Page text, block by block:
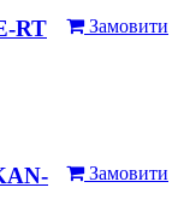
Замовити
RT
Замовити